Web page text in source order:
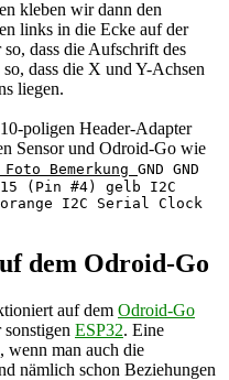
kleben wir dann den
links in die Ecke auf der
dass die Aufschrift des
dass die X und Y-Achsen
liegen.
poligen Header-Adapter
Sensor und Odroid-Go wie
Bemerkung GND GND
(Pin #4) gelb I2C
I2C Serial Clock
dem Odroid-Go
auf dem Odroid-Go
sonstigen ESP32. Eine
wenn man auch die
nämlich schon Beziehungen